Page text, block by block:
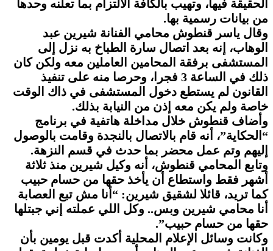
الحقيقة فيها، وتهيب بالكافة الالتزام بما تعلنه وحدها
من بيانات رسمية بها.
وقال ياسر قنطوش محامي الفنانة شيرين عبد
الوهاب، إنه بعد اتصال سارة الطباخ به نزل إلى
المستشفى برفقة المحامين العاملين معه ولكن كان
ذلك في الساعة 3 فجرا، وحرصا منه على تنفيذ
القانون لم يستطع دخول المستشفى في ذاك الوقت
خاصة ولم يكن معه إذن من النيابة بذلك.
وأضاف قنطوش خلال مداخلة هاتفية في برنامج
“الحكاية”، أنه قام بالاتصال بالنجدة وقامت بالوصول
إليهم وتم عمل محضر بما حدث في قسم النزهة.
وتابع المحامي قنطوش، أنه وكيل شيرين منذ ثلاثة
أشهر فقط واستطاع أن يأخذ حقها من حسام حبيب
كما تريد، قائلا لشقيق شيرين: “أنا مش تبع العصابة
أنا محامي شيرين وبس.. وكل اللي عملته إني جبتلها
حقها من حسام حبيب”.
وكانت وسائل الإعلام المحلية أكدت قبل يومين بأن